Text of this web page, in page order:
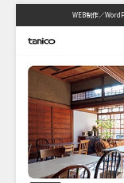
WEB制作